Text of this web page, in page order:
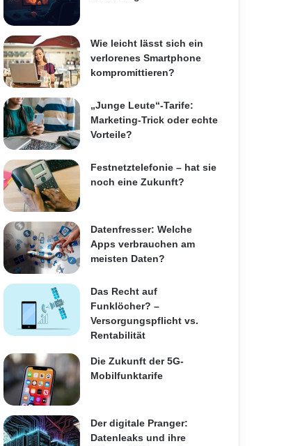
Wie leicht lässt sich ein
verlorenes Smartphone
kompromittieren?
„Junge Leute“-Tarife:
Marketing-Trick oder echte
Vorteile?
Festnetztelefonie – hat sie
noch eine Zukunft?
Datenfresser: Welche
Apps verbrauchen am
meisten Daten?
Das Recht auf
Funklöcher? –
Versorgungspflicht vs.
Rentabilität
Die Zukunft der 5G-
Mobilfunktarife
Der digitale Pranger:
Datenleaks und ihre